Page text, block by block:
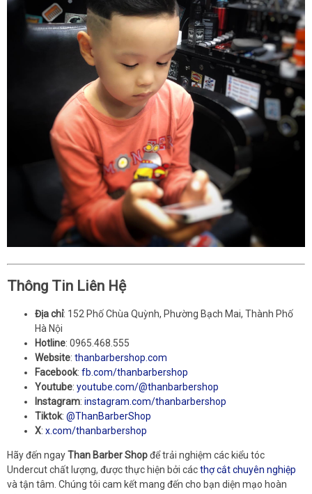
Thông Tin Liên Hệ
Địa chỉ: 152 Phố Chùa Quỳnh, Phường Bạch Mai, Thành Phố
Hà Nội
Hotline: 0965.468.555
Website: thanbarbershop.com
Facebook: fb.com/thanbarbershop
Youtube: youtube.com/@thanbarbershop
Instagram: instagram.com/thanbarbershop
Tiktok: @ThanBarberShop
X: x.com/thanbarbershop
Hãy đến ngayThan Barber Shopđể trải nghiệm các kiểu tóc
Undercut chất lượng, được thực hiện bởi cácthợ cắt chuyên nghiệp
và tận tâm. Chúng tôi cam kết mang đến cho bạn diện mạo hoàn